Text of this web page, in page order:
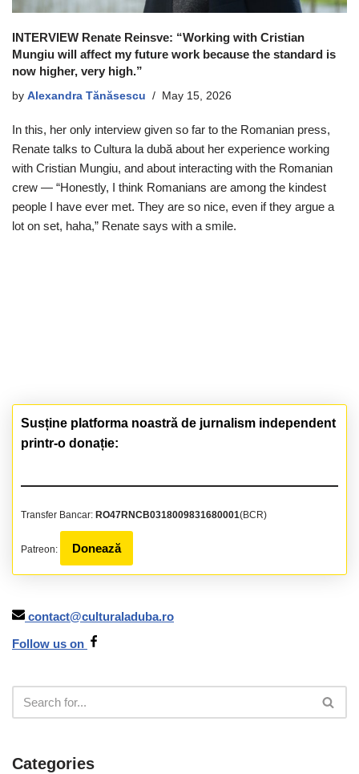
INTERVIEW Renate Reinsve: “Working with Cristian
Mungiu will affect my future work because the standard is
now higher, very high.”
by Alexandra Tănăsescu May 15, 2026
In this, her only interview given so far to the Romanian press,
Renate talks to Cultura la dubă about her experience working
with Cristian Mungiu, and about interacting with the Romanian
crew — “Honestly, I think Romanians are among the kindest
people I have ever met. They are so nice, even if they argue a
lot on set, haha,” Renate says with a smile.
Susține platforma noastră de jurnalism independent
printr-o donație:
Transfer Bancar: RO47RNCB0318009831680001(BCR)
Patreon: Donează
contact@culturaladuba.ro
Follow us on
Categories